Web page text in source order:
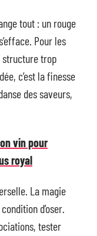
tout : un rouge
Pour les
structure trop
c’est la finesse
des saveurs,
vin pour
royal
La magie
d’oser.
tester